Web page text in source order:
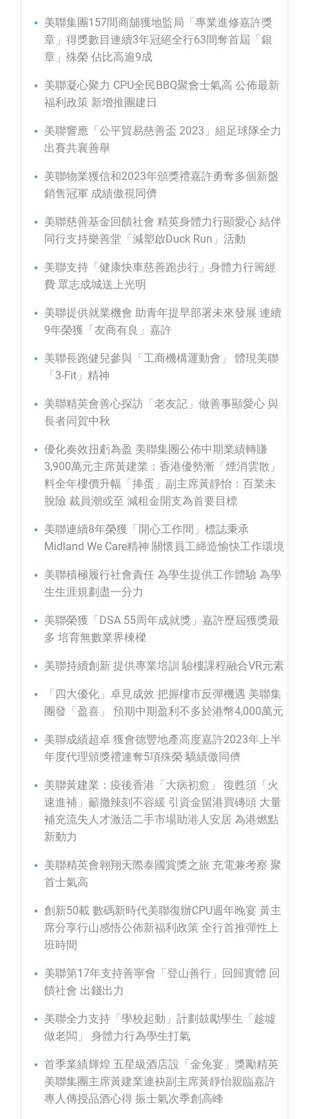
美聯集團157間商舖獲地監局「專業進修嘉許獎
章」得獎數目連續3年冠絕全行63間奪首屆「銀
章」殊榮 佔比高逾9成
美聯凝心聚力 CPU全民BBQ聚會士氣高 公佈最新
福利政策 新增推團建日
美聯響應「公平貿易慈善盃 2023」組足球隊全力
出賽共襄善舉
美聯物業獲信和2023年頒獎禮嘉許勇奪多個新盤
銷售冠軍 成績傲視同儕
美聯慈善基金回饋社會 精英身體力行顯愛心 結伴
同行支持樂善堂「減塑啟Duck Run」活動
美聯支持「健康快車慈善跑步行」身體力行籌經
費 眾志成城送上光明
美聯提供就業機會 助青年提早部署未來發展 連續
9年榮獲「友商有良」嘉許
美聯長跑健兒參與「工商機構運動會」 體現美聯
「3-Fit」精神
美聯精英會善心探訪「老友記」做善事顯愛心 與
長者同賀中秋
優化奏效扭虧為盈 美聯集團公佈中期業績轉賺
3,900萬元主席黃建業：香港優勢漸「煙消雲散」
料全年樓價升幅「捧蛋」副主席黃靜怡：百業未
脫險 裁員潮或至 減租金開支為首要目標
美聯連續8年榮獲「開心工作間」標誌秉承
Midland We Care精神 關懷員工締造愉快工作環境
美聯積極履行社會責任 為學生提供工作體驗 為學
生生涯規劃盡一分力
美聯榮獲「DSA 55周年成就獎」嘉許歷屆獲獎最
多 培育無數業界棟樑
美聯持續創新 提供專業培訓 驗樓課程融合VR元素
「四大優化」卓見成效 把握樓市反彈機遇 美聯集
團發「盈喜」 預期中期盈利不多於港幣4,000萬元
美聯成績超卓 獲會德豐地產高度嘉許2023年上半
年度代理頒獎禮連奪5項殊榮 驕績傲同儕
美聯黃建業：疫後香港「大病初愈」 復甦須「火
速進補」籲撤辣刻不容緩 引資金留港買磚頭 大量
補充流失人才激活二手市場助港人安居 為港燃點
新動力
美聯精英會翱翔天際泰國賞獎之旅 充電兼考察 聚
首士氣高
創新50載 數碼新時代美聯復辦CPU週年晚宴 黃主
席分享行山感悟公佈新福利政策 全行首推彈性上
班時間
美聯第17年支持善寧會「登山善行」回歸實體 回
饋社會 出錢出力
美聯全力支持「學校起動」計劃鼓勵學生「趁墟
做老闆」 身體力行為學生打氣
首季業績輝煌 五星級酒店設「金兔宴」獎勵精英
美聯集團主席黃建業連袂副主席黃靜怡親臨嘉許
專人傳授品酒心得 振士氣次季創高峰